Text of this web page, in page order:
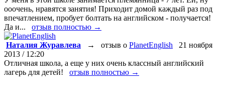
ооочень, нравятся занятия! Приходит домой каждый раз под
впечатлением, пробует болтать на английском - получается!
Да и... отзыв полностью →
Наталия Журавлева → отзыв о PlanetEnglish 21 ноября
2013 / 12:20
Отличная школа, а еще у них очень классный английский
лагерь для детей! отзыв полностью →